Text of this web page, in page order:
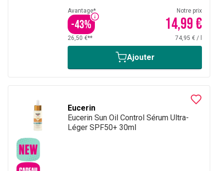
Avantage*
-43%
Notre prix
14,99 €
26,50 €** 74,95 € /
Ajouter
Eucerin
Eucerin Sun Oil Control Sérum Ultra-
Léger SPF50+ 30ml